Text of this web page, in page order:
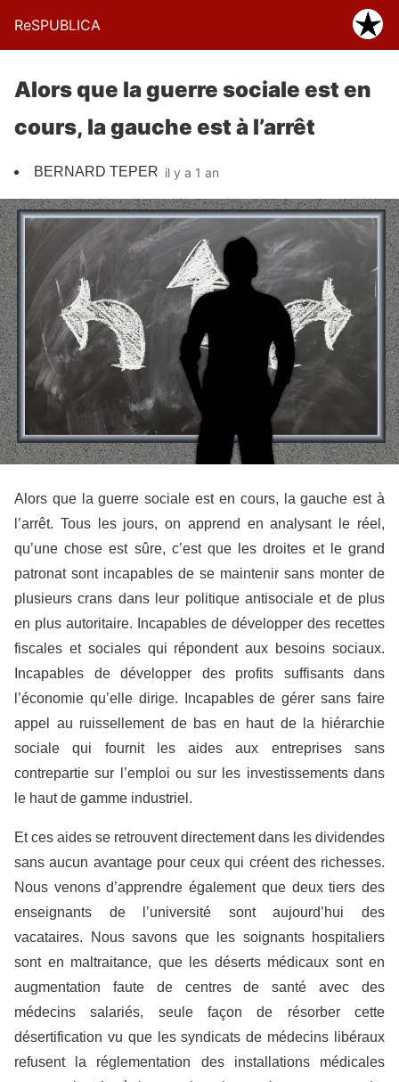
ReSPUBLICA
Alors que la guerre sociale est en
cours, la gauche est à l’arrêt
BERNARD TEPER il y a 1 an
Alors que la guerre sociale est en cours, la gauche est à
l’arrêt. Tous les jours, on apprend en analysant le réel,
qu’une chose est sûre, c’est que les droites et le grand
patronat sont incapables de se maintenir sans monter de
plusieurs crans dans leur politique antisociale et de plus
en plus autoritaire. Incapables de développer des recettes
fiscales et sociales qui répondent aux besoins sociaux.
Incapables de développer des profits suffisants dans
l’économie qu’elle dirige. Incapables de gérer sans faire
appel au ruissellement de bas en haut de la hiérarchie
sociale qui fournit les aides aux entreprises sans
contrepartie sur l’emploi ou sur les investissements dans
le haut de gamme industriel.
Et ces aides se retrouvent directement dans les dividendes
sans aucun avantage pour ceux qui créent des richesses.
Nous venons d’apprendre également que deux tiers des
enseignants de l’université sont aujourd’hui des
vacataires. Nous savons que les soignants hospitaliers
sont en maltraitance, que les déserts médicaux sont en
augmentation faute de centres de santé avec des
médecins salariés, seule façon de résorber cette
désertification vu que les syndicats de médecins libéraux
refusent la réglementation des installations médicales